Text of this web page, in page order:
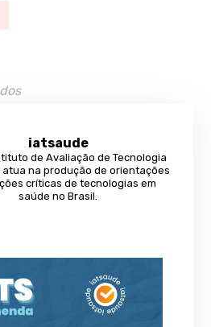
iatsaude
de Avaliação de Tecnologia
atua na produção de orientações
críticas de tecnologias em
saúde no Brasil.